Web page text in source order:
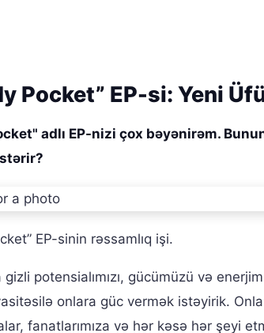
Pocket” EP-si: Yeni
adlı EP-nizi çox bəyənirəm.
EP-sinin rəssamlıq işi.
gizli potensialımızı, gücümüzü və
onlara güc vermək istəyirik.
fanatlarımıza və hər kəsə hər şeyi